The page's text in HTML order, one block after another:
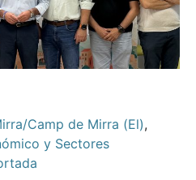
Camp de Mirra (El),
y Sectores